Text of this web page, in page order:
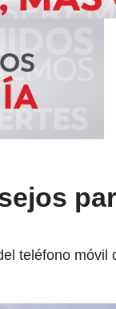
teléfono móvil